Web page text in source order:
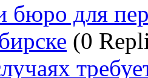
бюро для
(0